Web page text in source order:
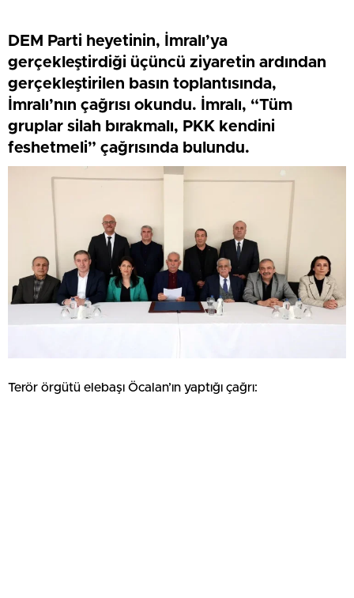
DEM Parti heyetinin, İmralı’ya
gerçekleştirdiği üçüncü ziyaretin ardından
gerçekleştirilen basın toplantısında,
İmralı’nın çağrısı okundu. İmralı, “Tüm
gruplar silah bırakmalı, PKK kendini
feshetmeli” çağrısında bulundu.
Terör örgütü elebaşı Öcalan’ın yaptığı çağrı: